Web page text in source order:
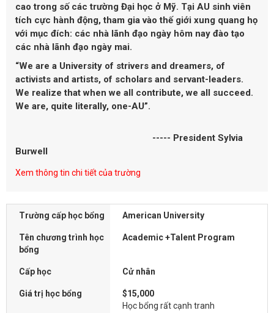
cao trong số các trường Đại học ở Mỹ. Tại AU sinh viên
tích cực hành động, tham gia vào thế giới xung quang họ
với mục đích: các nhà lãnh đạo ngày hôm nay đào tạo
các nhà lãnh đạo ngày mai.
“We are a University of strivers and dreamers, of
activists and artists, of scholars and servant-leaders.
We realize that when we all contribute, we all succeed.
We are, quite literally, one-AU”.
----- President Sylvia
Burwell
Xem thông tin chi tiết của trường
Trường cấp học bổng American University
Tên chương trình học
bổng
Academic +Talent Program
Cấp học Cử nhân
Giá trị học bổng
$15,000
Học bổng rất cạnh tranh